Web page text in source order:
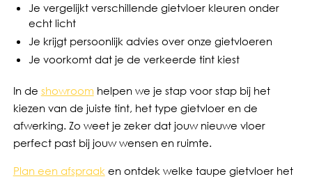
Je vergelijkt verschillende gietvloer kleuren onder
echt licht
Je krijgt persoonlijk advies over onze gietvloeren
Je voorkomt dat je de verkeerde tint kiest
In de showroom helpen we je stap voor stap bij het
kiezen van de juiste tint, het type gietvloer en de
afwerking. Zo weet je zeker dat jouw nieuwe vloer
perfect past bij jouw wensen en ruimte.
Plan een afspraaken ontdek welke taupe gietvloer het